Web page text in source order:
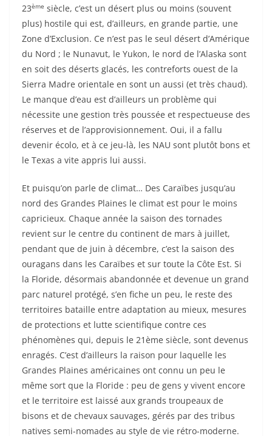
23ème siècle, c’est un désert plus ou moins (souvent
plus) hostile qui est, d’ailleurs, en grande partie, une
Zone d’Exclusion. Ce n’est pas le seul désert d’Amérique
du Nord ; le Nunavut, le Yukon, le nord de l’Alaska sont
en soit des déserts glacés, les contreforts ouest de la
Sierra Madre orientale en sont un aussi (et très chaud).
Le manque d’eau est d’ailleurs un problème qui
nécessite une gestion très poussée et respectueuse des
réserves et de l’approvisionnement. Oui, il a fallu
devenir écolo, et à ce jeu-là, les NAU sont plutôt bons et
le Texas a vite appris lui aussi.
Et puisqu’on parle de climat… Des Caraïbes jusqu’au
nord des Grandes Plaines le climat est pour le moins
capricieux. Chaque année la saison des tornades
revient sur le centre du continent de mars à juillet,
pendant que de juin à décembre, c’est la saison des
ouragans dans les Caraïbes et sur toute la Côte Est. Si
la Floride, désormais abandonnée et devenue un grand
parc naturel protégé, s’en fiche un peu, le reste des
territoires bataille entre adaptation au mieux, mesures
de protections et lutte scientifique contre ces
phénomènes qui, depuis le 21ème siècle, sont devenus
enragés. C’est d’ailleurs la raison pour laquelle les
Grandes Plaines américaines ont connu un peu le
même sort que la Floride : peu de gens y vivent encore
et le territoire est laissé aux grands troupeaux de
bisons et de chevaux sauvages, gérés par des tribus
natives semi-nomades au style de vie rétro-moderne.